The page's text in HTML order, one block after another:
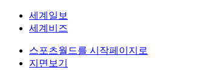
세계일보
세계비즈
스포츠월드를 시작페이지로
지면보기